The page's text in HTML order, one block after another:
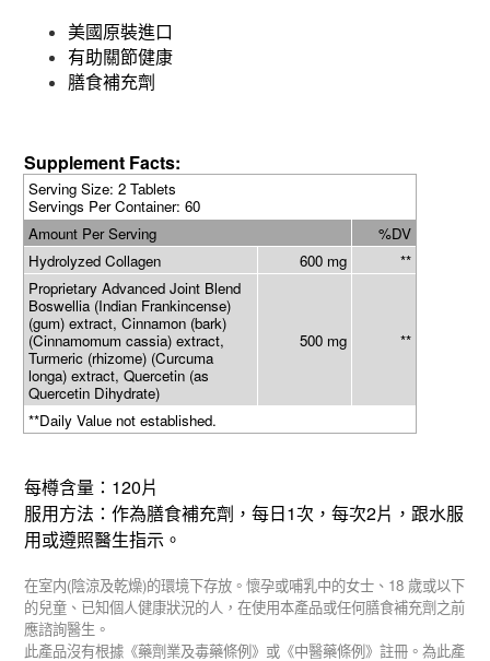
美國原裝進口
有助關節健康
膳食補充劑
Supplement Facts:
Serving Size: 2 Tablets
Servings Per Container: 60
Amount Per Serving
%DV
Hydrolyzed Collagen
600 mg
**
Proprietary Advanced Joint Blend
Boswellia (Indian Frankincense)
(gum) extract, Cinnamon (bark)
(Cinnamomum cassia) extract,
Turmeric (rhizome) (Curcuma
longa) extract, Quercetin (as
Quercetin Dihydrate)
500 mg **
**Daily Value not established.
每樽含量： 120片
服用方法：作為膳食補充劑，每日 1次，每次2片，跟水服
用或遵照醫生指示。
在室内(陰涼及乾燥)的環境下存放。懷孕或哺乳中的女士、 18 歲或以下
的兒童、已知個人健康狀況的人，在使用本產品或任何膳食補充劑之前
應諮詢醫生。
此產品沒有根據《藥劑業及毒藥條例》或《中醫藥條例》註冊。為此產